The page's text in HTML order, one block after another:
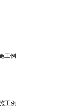
工例
工例